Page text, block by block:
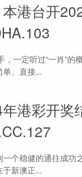
港台开
一定听过“一肖”的
、直接...
港彩开奖
个稳健的通往成功
新澳正...